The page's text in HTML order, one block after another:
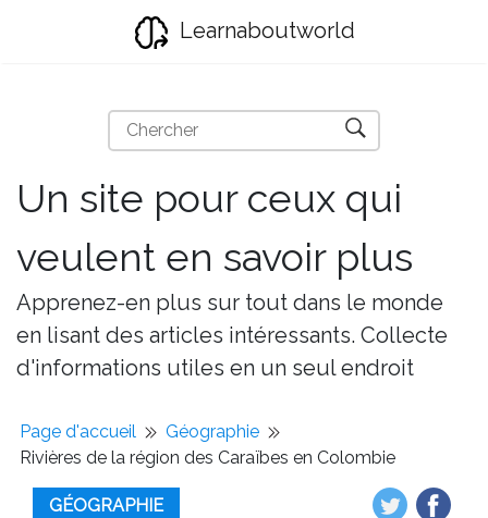
Learnaboutworld
Un site pour ceux qui
veulent en savoir plus
Apprenez-en plus sur tout dans le monde
en lisant des articles intéressants. Collecte
d'informations utiles en un seul endroit
Page d'accueil
Géographie
Rivières de la région des Caraïbes en Colombie
GÉOGRAPHIE